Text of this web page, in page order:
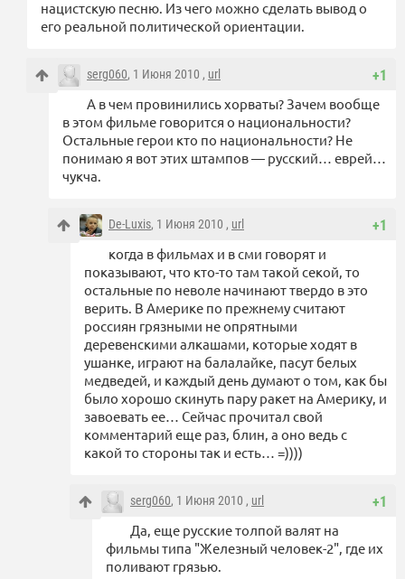
нацистскую песню. Из чего можно сделать вывод о
его реальной политической ориентации.
+1
serg060, 1 Июня 2010 , url
А в чем провинились хорваты? Зачем вообще
в этом фильме говорится о национальности?
Остальные герои кто по национальности? Не
понимаю я вот этих штампов — русский… еврей…
чукча.
+1
De-Luxis, 1 Июня 2010 , url
когда в фильмах и в сми говорят и
показывают, что кто-то там такой секой, то
остальные по неволе начинают твердо в это
верить. В Америке по прежнему считают
россиян грязными не опрятными
деревенскими алкашами, которые ходят в
ушанке, играют на балалайке, пасут белых
медведей, и каждый день думают о том, как бы
было хорошо скинуть пару ракет на Америку, и
завоевать ее… Сейчас прочитал свой
комментарий еще раз, блин, а оно ведь с
какой то стороны так и есть… =))))
+1
serg060, 1 Июня 2010 , url
Да, еще русские толпой валят на
фильмы типа "Железный человек-2", где их
поливают грязью.